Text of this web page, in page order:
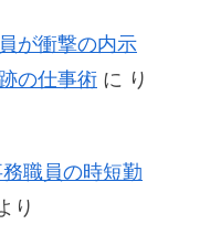
が衝撃の内示
の仕事術 に り
職員の時短勤
り